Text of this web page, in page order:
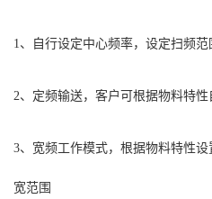
1、自行设定中心频率，设定扫频范
2、定频输送，客户可根据物料特
3、宽频工作模式，根据物料特性
宽范围